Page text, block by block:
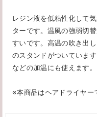
レジン液を低粘性化して
ターです。温風の強弱切
すいです。高温の吹き出
のスタンドがついていま
などの加温にも使えます。
※本商品はヘアドライヤー